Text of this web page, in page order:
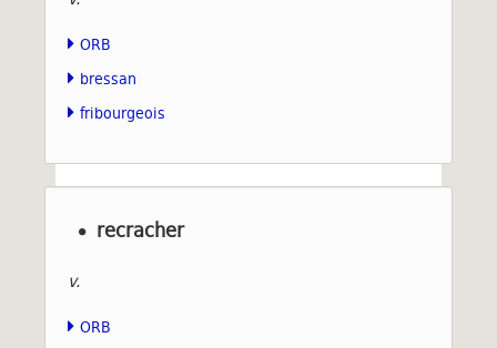
ORB
bressan
fribourgeois
recracher
v.
ORB